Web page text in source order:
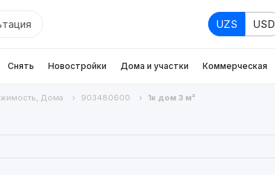
UZS USD
Снять Новостройки Дома и участки Коммерческая
Дома 903480600 1к дом 3 м²